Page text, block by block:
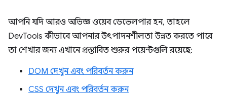
আপনি যদি আরও অভিজ্ঞ ওয়েব ডেভেলপার হন, তাহলে
DevTools কীভাবে আপনার উৎপাদনশীলতা উন্নত করতে পারে
তা শেখার জন্য এখানে প্রস্তাবিত শুরুর পয়েন্টগুলি রয়েছে:
DOM দেখুন এবং পরিবর্তন করুন
CSS দেখুন এবং পরিবর্তন করুন